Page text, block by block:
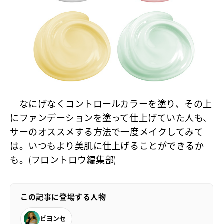
なにげなくコントロールカラーを塗り、その上
にファンデーションを塗って仕上げていた人も、
サーのオススメする方法で一度メイクしてみて
は。いつもより美肌に仕上げることができるか
も。(フロントロウ編集部)
この記事に登場する人物
ビヨンセ